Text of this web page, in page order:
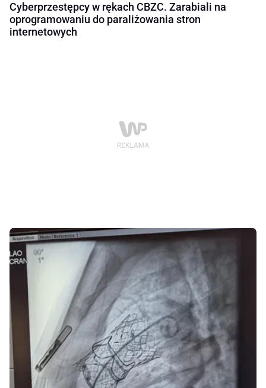
Cyberprzestępcy w rękach CBZC. Zarabiali na
oprogramowaniu do paraliżowania stron
internetowych